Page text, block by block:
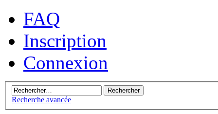
FAQ
Inscription
Connexion
Recherche avancée